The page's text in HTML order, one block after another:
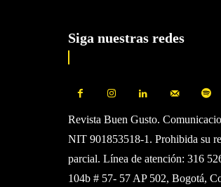
Siga nuestras redes
Revista Buen Gusto.
NIT 901853518-1. Prohibida su
parcial. Línea de atención: 316
104b # 57- 57 AP 502, Bogotá,